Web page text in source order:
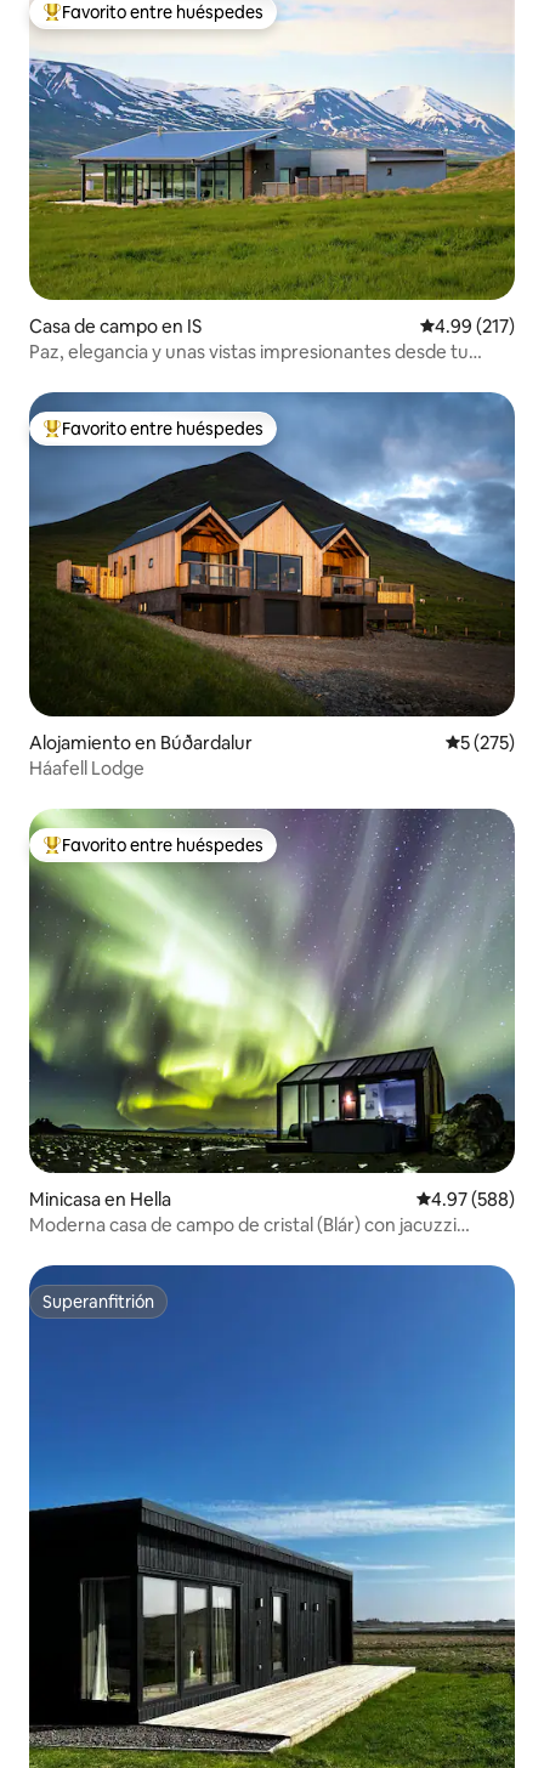
Favorito entre huéspedes preferido
Favorito entre huéspedes
Casa de campo en IS Calificación
4.99 (217)
Paz, elegancia y unas vistas impresionantes desde tu
Favorito entre huéspedes preferido
Favorito entre huéspedes
Alojamiento en Búðardalur
5 (275)
Háafell Lodge
Favorito entre huéspedes preferido
Favorito entre huéspedes
Minicasa en Hella Calificación
4.97 (588)
Moderna casa de campo de cristal (Blár) con jacuzzi
Superanfitrión
Superanfitrión